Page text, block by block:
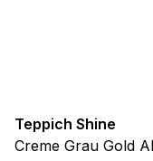
Teppich Shine
Creme Grau Gold